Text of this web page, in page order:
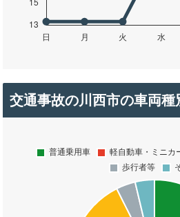
交通事故の川西市の車両種